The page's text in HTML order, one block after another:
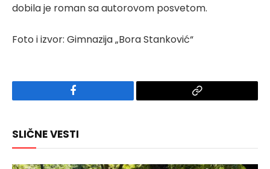
dobila je roman sa autorovom posvetom.
Foto i izvor: Gimnazija „Bora Stanković“
Facebook
Copy
SLIČNE VESTI